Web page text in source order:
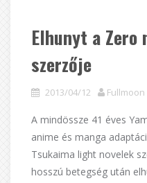
Elhunyt a Zero
szerzője
2013/04/12 Fullmoon
A mindössze 41 éves
anime és manga
Tsukaima light novelek
hosszú betegség után